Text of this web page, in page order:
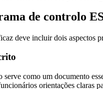
de controlo
deve incluir dois aspectos
como um documento
orientações claras